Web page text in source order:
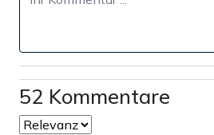
52 Kommentare